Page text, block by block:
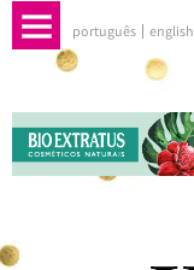
português english